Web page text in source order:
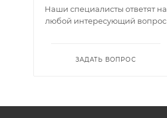
Наши специалисты ответят на
любой интересующий вопрос
ЗАДАТЬ ВОПРОС